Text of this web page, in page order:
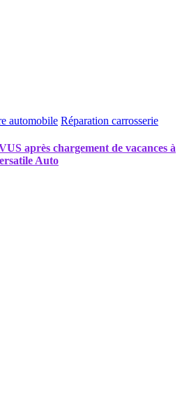
automobile Réparation carrosserie
après chargement de vacances à
Auto